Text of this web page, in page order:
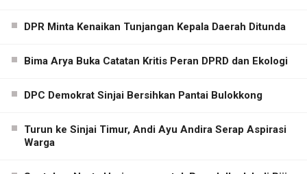
DPR Minta Kenaikan Tunjangan Kepala Daerah Ditunda
Bima Arya Buka Catatan Kritis Peran DPRD dan Ekologi
DPC Demokrat Sinjai Bersihkan Pantai Bulokkong
Turun ke Sinjai Timur, Andi Ayu Andira Serap Aspirasi
Warga